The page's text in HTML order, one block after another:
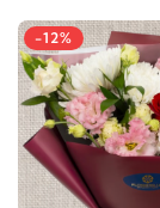
-12%